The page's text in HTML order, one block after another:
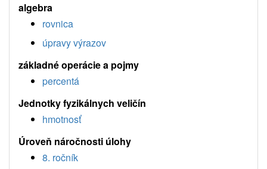
algebra
rovnica
úpravy výrazov
základné operácie a pojmy
percentá
Jednotky fyzikálnych veličín
hmotnosť
Úroveň náročnosti úlohy
8. ročník